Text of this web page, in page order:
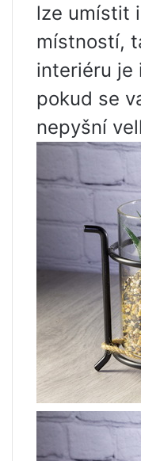
lze umístit
místností,
interiéru je
pokud se
nepyšní